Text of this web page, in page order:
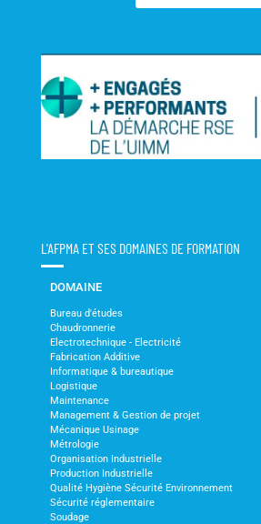
L'AFPMA ET SES DOMAINES DE FORMATION
DOMAINE
Bureau d'études
Chaudronnerie
Electrotechnique - Electricité
Fabrication Additive
Informatique & bureautique
Logistique
Maintenance
Management & Gestion de projet
Mécanique Usinage
Métrologie
Organisation Industrielle
Production Industrielle
Qualité Hygiène Sécurité Environnement
Sécurité réglementaire
Soudage